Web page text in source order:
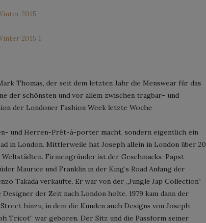
Thomas, der seit dem letzten Jahr die Menswear für das
der schönsten und vor allem zwischen tragbar- und
der Londoner Fashion Week letzte Woche
und Herren-Prêt-à-porter macht, sondern eigentlich ein
in London. Mittlerweile hat Joseph allein in London über 20
Firmengründer ist der Geschmacks-Papst
Maurice und Franklin in der King’s Road Anfang der
Takada verkaufte. Er war von der „Jungle Jap Collection“
der Zeit nach London holte. 1979 kam dann der
hinzu, in dem die Kunden auch Designs von Joseph
Tricot“ war geboren. Der Sitz und die Passform seiner